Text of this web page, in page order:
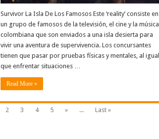
Survivor La Isla De Los Famosos Este ‘reality’ consiste en
un grupo de famosos de la televisión, el cine y la música
colombiana que son enviados a una isla desierta para
vivir una aventura de supervivencia. Los concursantes
tienen que pasar por pruebas físicas y mentales, al igual
que enfrentar situaciones …
Read More »
2 3 4 5 » ... Last »